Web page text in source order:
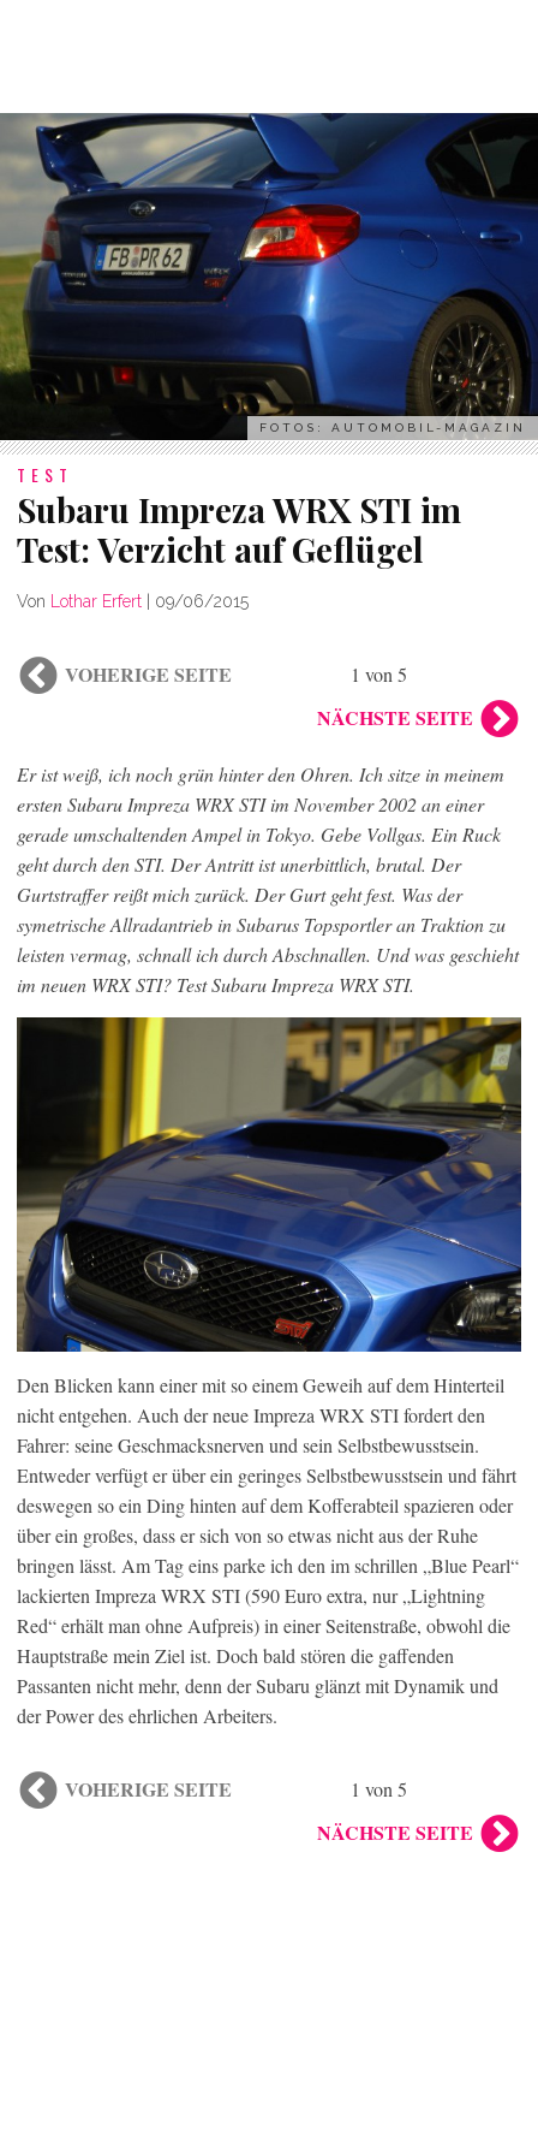
FOTOS: AUTOMOBIL-MAGAZIN
TEST
Subaru Impreza WRX STI im
Test: Verzicht auf Geflügel
Von Lothar Erfert | 09/06/2015
VOHERIGE SEITE 1 von 5
NÄCHSTE SEITE
Er ist weiß, ich noch grün hinter den Ohren. Ich sitze in meinem
ersten Subaru Impreza WRX STI im November 2002 an einer
gerade umschaltenden Ampel in Tokyo. Gebe Vollgas. Ein Ruck
geht durch den STI. Der Antritt ist unerbittlich, brutal. Der
Gurtstraffer reißt mich zurück. Der Gurt geht fest. Was der
symetrische Allradantrieb in Subarus Topsportler an Traktion zu
leisten vermag, schnall ich durch Abschnallen. Und was geschieht
im neuen WRX STI? Test Subaru Impreza WRX STI.
Den Blicken kann einer mit so einem Geweih auf dem Hinterteil
nicht entgehen. Auch der neue Impreza WRX STI fordert den
Fahrer: seine Geschmacksnerven und sein Selbstbewusstsein.
Entweder verfügt er über ein geringes Selbstbewusstsein und fährt
deswegen so ein Ding hinten auf dem Kofferabteil spazieren oder
über ein großes, dass er sich von so etwas nicht aus der Ruhe
bringen lässt. Am Tag eins parke ich den im schrillen „Blue Pearl“
lackierten Impreza WRX STI (590 Euro extra, nur „Lightning
Red“ erhält man ohne Aufpreis) in einer Seitenstraße, obwohl die
Hauptstraße mein Ziel ist. Doch bald stören die gaffenden
Passanten nicht mehr, denn der Subaru glänzt mit Dynamik und
der Power des ehrlichen Arbeiters.
VOHERIGE SEITE 1 von 5
NÄCHSTE SEITE